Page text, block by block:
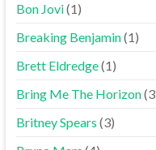
Bon Jovi(1)
Breaking Benjamin(1)
Brett Eldredge(1)
Bring Me The Horizon
Britney Spears (3)